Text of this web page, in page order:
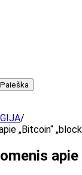
„Bitcoin“